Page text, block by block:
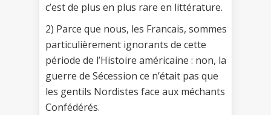
c’est de plus en plus rare en littérature.
2) Parce que nous, les Francais, sommes
particulièrement ignorants de cette
période de l’Histoire américaine : non, la
guerre de Sécession ce n’était pas que
les gentils Nordistes face aux méchants
Confédérés.